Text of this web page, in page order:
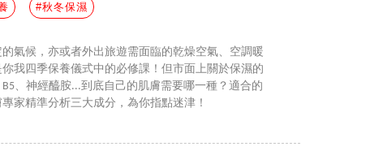
#秋冬保濕
氣候，亦或者外出旅遊需面臨的乾燥空氣、空調暖
我四季保養儀式中的必修課！但市面上關於保濕的
、神經醯胺...到底自己的肌膚需要哪一種？適合的
家精準分析三大成分，為你指點迷津！